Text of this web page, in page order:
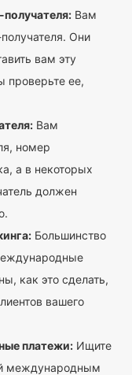
Вам
Они
вам эту
проверьте ее,
Вам
номер
а в некоторых
должен
Большинство
как это сделать,
вашего
платежи: Ищите
международным